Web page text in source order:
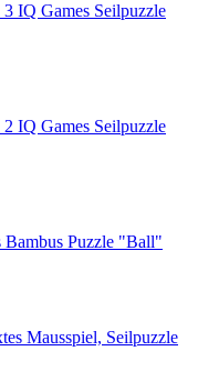
IQ Games Seilpuzzle
IQ Games Seilpuzzle
Bambus Puzzle "Ball"
Mausspiel, Seilpuzzle